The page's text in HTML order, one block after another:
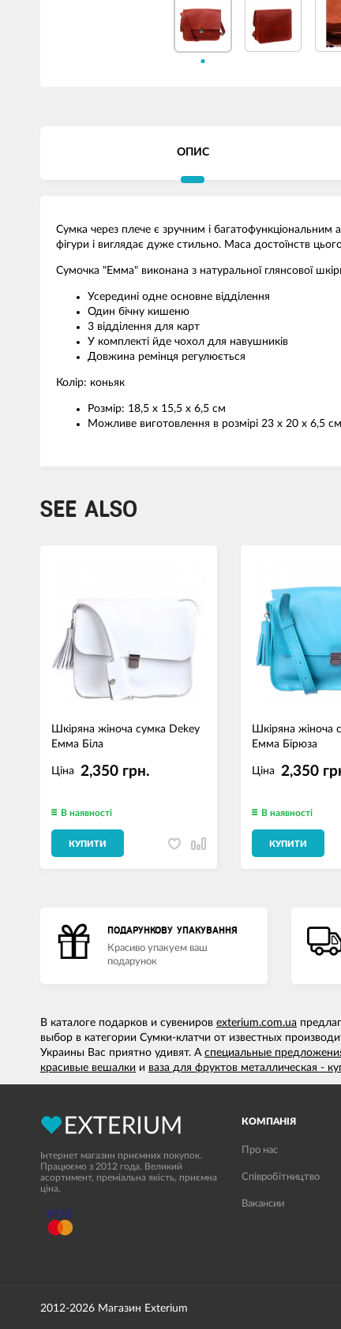
ОПИС
Сумка через плече є зручним і
фігури і виглядає дуже стильно. Маса достоїнств
Сумочка "Емма" виконана з натуральної глянсової
Усередині одне основне відділення
Один бічну кишеню
3 відділення для карт
У комплекті йде чохол для навушників
Довжина ремінця регулюється
Колір: коньяк
Розмір: 18,5 x 15,5 x 6,5 см
Можливе виготовлення в розмірі 23 x 20 x 6,5
SEE ALSO
Шкіряна жіноча сумка Dekey
Емма Біла
Ціна 2,350 грн.
В наявності
КУПИТИ
Шкіряна жіноча
Емма Бірюза
Ціна 2,350
В наявності
КУПИТИ
ПОДАРУНКОВУ УПАКУВАННЯ
Красиво упакуем ваш
подарунок
В каталоге подарков и сувениров exterium.com.ua
выбор в категории Сумки-клатчи от известных
Украины Вас приятно удивят. А специальные
красивые вешалки и ваза для фруктов металлическая -
Інтернет магазин приємних покупок.
Працюємо з 2012 года. Великий
асортимент, преміальна якість, приємна
ціна.
КОМПАНІЯ
Про нас
Співробітництво
Вакансии
2012-2026 Магазин Exterium